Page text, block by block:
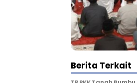
Berita Terkait